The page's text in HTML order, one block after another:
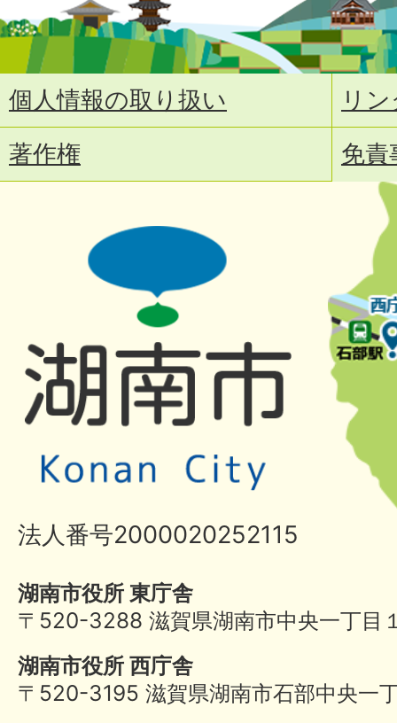
個人情報の取り扱い
リ
著作権
免責
法人番号2000020252115
湖南市役所 東庁舎
〒520-3288 滋賀県湖南市中央一丁目
湖南市役所 西庁舎
〒520-3195 滋賀県湖南市石部中央一